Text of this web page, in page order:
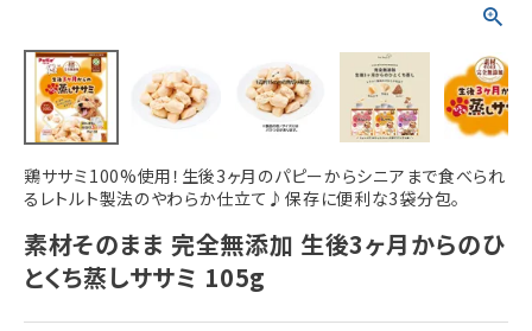
鶏ササミ100%使用！生後3ヶ月のパピーからシニアまで食べられ
るレトルト製法のやわらか仕立て♪保存に便利な3袋分包。
素材そのまま 完全無添加 生後3ヶ月からのひ
とくち蒸しササミ 105g